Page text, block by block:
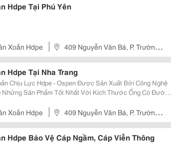
Hdpe Tại Phú Yên
Xoắn Hdpe
409 Nguyễn Văn Bá, P. Trường
Hdpe Tại Nha Trang
Chịu Lực Hdpe - Ospen Được Sản Xuất Bởi Công Nghệ
Những Sản Phẩm Tốt Nhất Với Kích Thước Ống Có Đường
Lớn, Kinh Tế, Tiết Kiệ
Xoắn Hdpe
409 Nguyễn Văn Bá, P. Trường
Hdpe Bảo Vệ Cáp Ngầm, Cáp Viễn Thông